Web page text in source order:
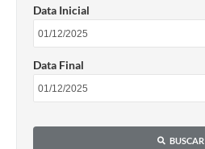
Data Inicial
Data Final
BUSCAR